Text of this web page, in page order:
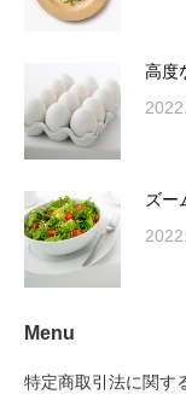
高度
ズー
Menu
特定商取引法に関す